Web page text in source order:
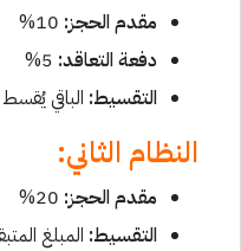
مقدم الحجز:
دفعة التعاقد:
التقسيط: الباقي يُقسط
النظام الثاني:
مقدم الحجز:
التقسيط: المبلغ